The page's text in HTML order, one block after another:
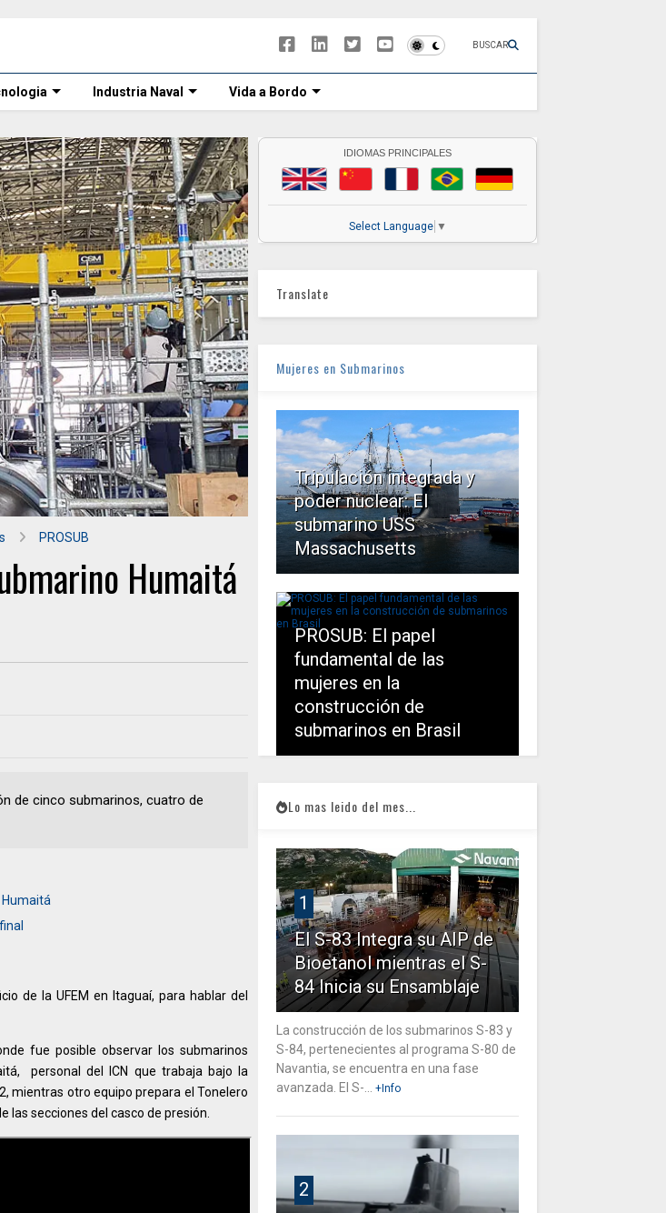
BUSCAR
Industria Naval Vida a Bordo
PROSUB
Humaitá
de cinco submarinos, cuatro de
Humaitá
de la UFEM en Itaguaí, para hablar del
fue posible observar los submarinos
personal del ICN que trabaja bajo la
mientras otro equipo prepara el Tonelero
las secciones del casco de presión.
IDIOMAS PRINCIPALES
Select Language ▼
Translate
Mujeres en Submarinos
Tripulación integrada y
poder nuclear: El
submarino USS
Massachusetts
PROSUB: El papel
fundamental de las
mujeres en la
construcción de
submarinos en Brasil
Lo mas leido del mes...
1
El S-83 Integra su AIP de
Bioetanol mientras el S-
84 Inicia su Ensamblaje
La construcción de los submarinos S-83 y
S-84, pertenecientes al programa S-80 de
Navantia, se encuentra en una fase
avanzada. El S-...
+Info
2